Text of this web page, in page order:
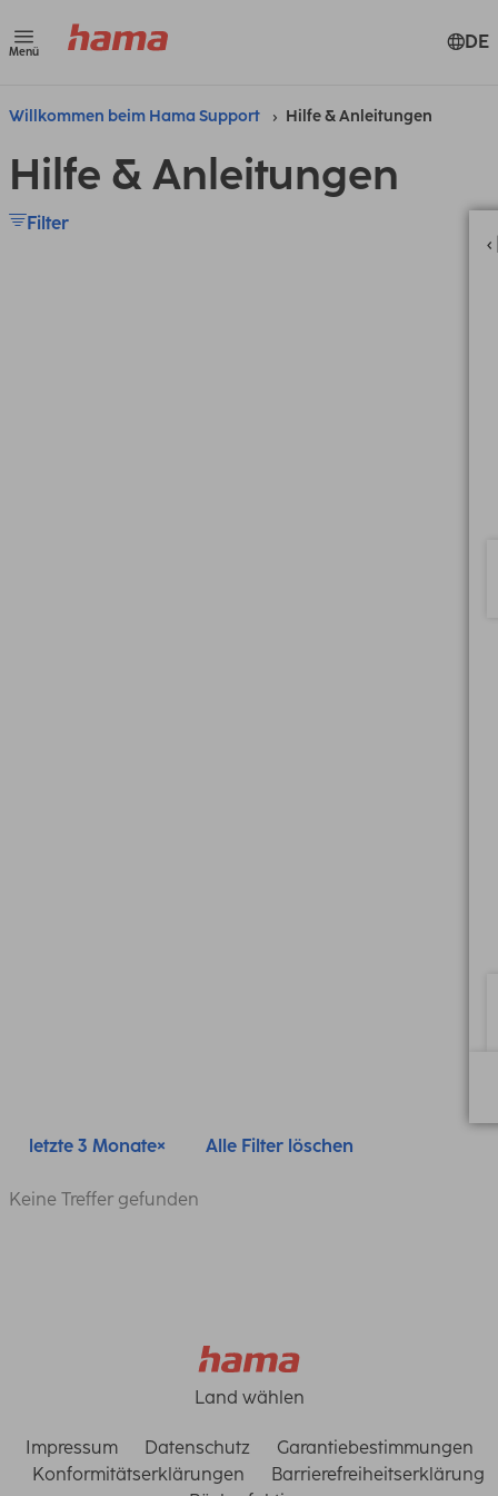
Menü DE
Willkommen beim Hama Support Hilfe & Anleitungen
Hilfe & Anleitungen
Filter
letzte 3 Monate Alle Filter löschen
Keine Treffer gefunden
Land wählen
Impressum Datenschutz
Garantiebestimmungen
Konformitätserklärungen
Barrierefreiheitserklärung